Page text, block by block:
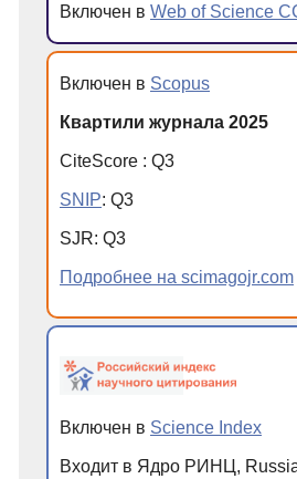
Включен в Web of Science
Включен в Scopus
Квартили журнала 2025
CiteScore : Q3
SNIP: Q3
SJR: Q3
Подробнее на scimagojr.com
Включен в Science Index
Входит в Ядро РИНЦ,